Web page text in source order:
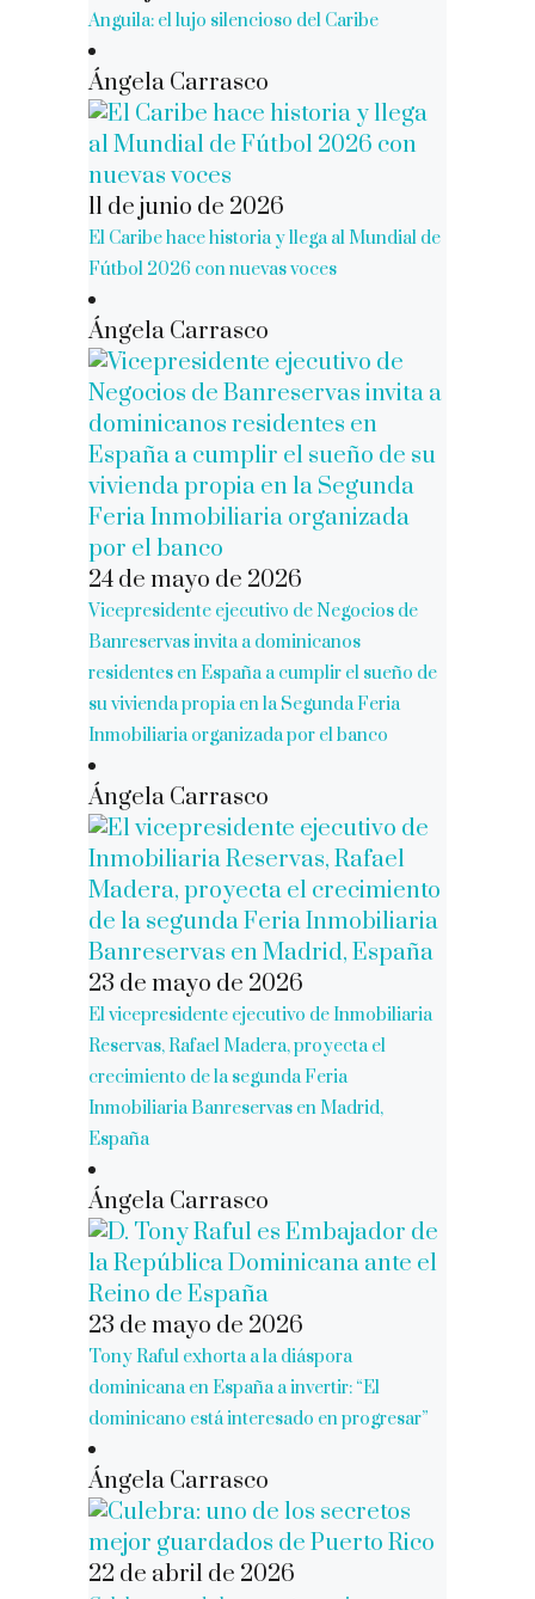
Anguila: el lujo silencioso del Caribe
Ángela Carrasco
11 de junio de 2026
El Caribe hace historia y llega al Mundial de
Fútbol 2026 con nuevas voces
Ángela Carrasco
24 de mayo de 2026
Vicepresidente ejecutivo de Negocios de
Banreservas invita a dominicanos
residentes en España a cumplir el sueño de
su vivienda propia en la Segunda Feria
Inmobiliaria organizada por el banco
Ángela Carrasco
23 de mayo de 2026
El vicepresidente ejecutivo de Inmobiliaria
Reservas, Rafael Madera, proyecta el
crecimiento de la segunda Feria
Inmobiliaria Banreservas en Madrid,
España
Ángela Carrasco
23 de mayo de 2026
Tony Raful exhorta a la diáspora
dominicana en España a invertir: “El
dominicano está interesado en progresar”
Ángela Carrasco
22 de abril de 2026